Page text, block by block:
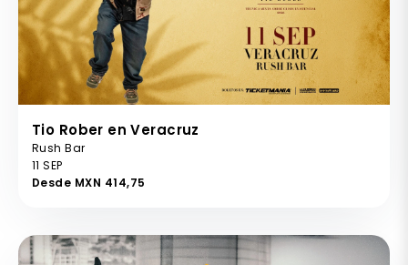
Tio Rober en Veracruz
Rush Bar
11 SEP
Desde MXN 414,75